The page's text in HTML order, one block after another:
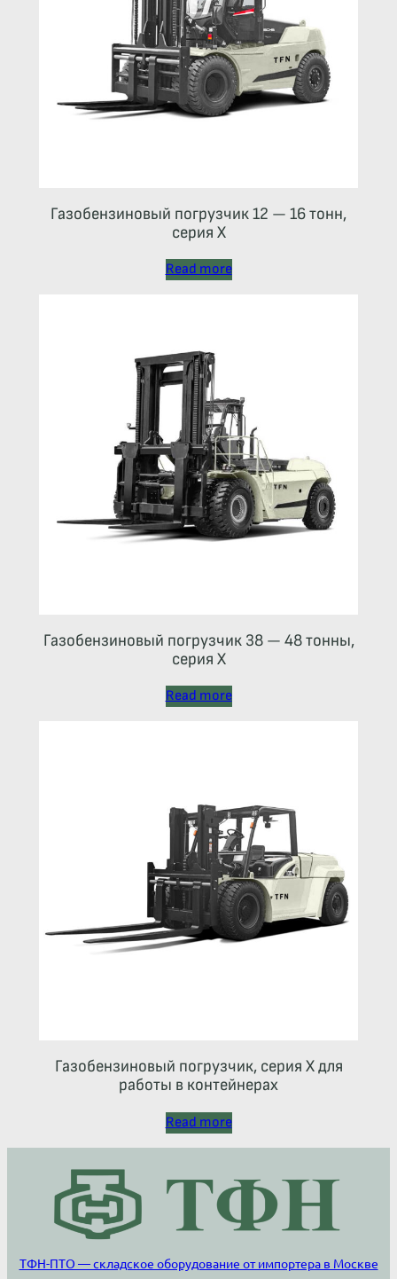
Газобензиновый погрузчик 12 — 16 тонн,
серия X
Read more
Газобензиновый погрузчик 38 — 48 тонны,
серия X
Read more
Газобензиновый погрузчик, серия X для
работы в контейнерах
Read more
ТФН-ПТО — складское оборудование от импортера в Москве